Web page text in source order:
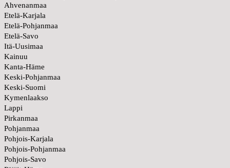
Ahvenanmaa
Etelä-Karjala
Etelä-Pohjanmaa
Etelä-Savo
Itä-Uusimaa
Kainuu
Kanta-Häme
Keski-Pohjanmaa
Keski-Suomi
Kymenlaakso
Lappi
Pirkanmaa
Pohjanmaa
Pohjois-Karjala
Pohjois-Pohjanmaa
Pohjois-Savo